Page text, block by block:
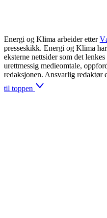
Energi og Klima arbeider etter
presseskikk. Energi og Klima
eksterne nettsider som det
urettmessig medieomtale,
redaksjonen. Ansvarlig redaktør
til toppen